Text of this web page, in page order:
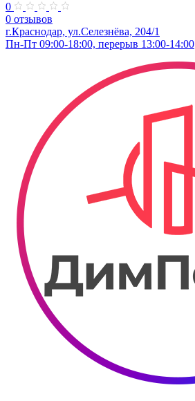
0
0 отзывов
г.Краснодар, ул.Селезнёва, 204/1
Пн-Пт 09:00-18:00, перерыв 13:00-14:00